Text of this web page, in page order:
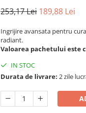
253,17 Lei 189,88 Lei
Ingrijire avansata pentru
radiant.
Valoarea pachetului este
IN STOC
Durata de livrare: 2 zile